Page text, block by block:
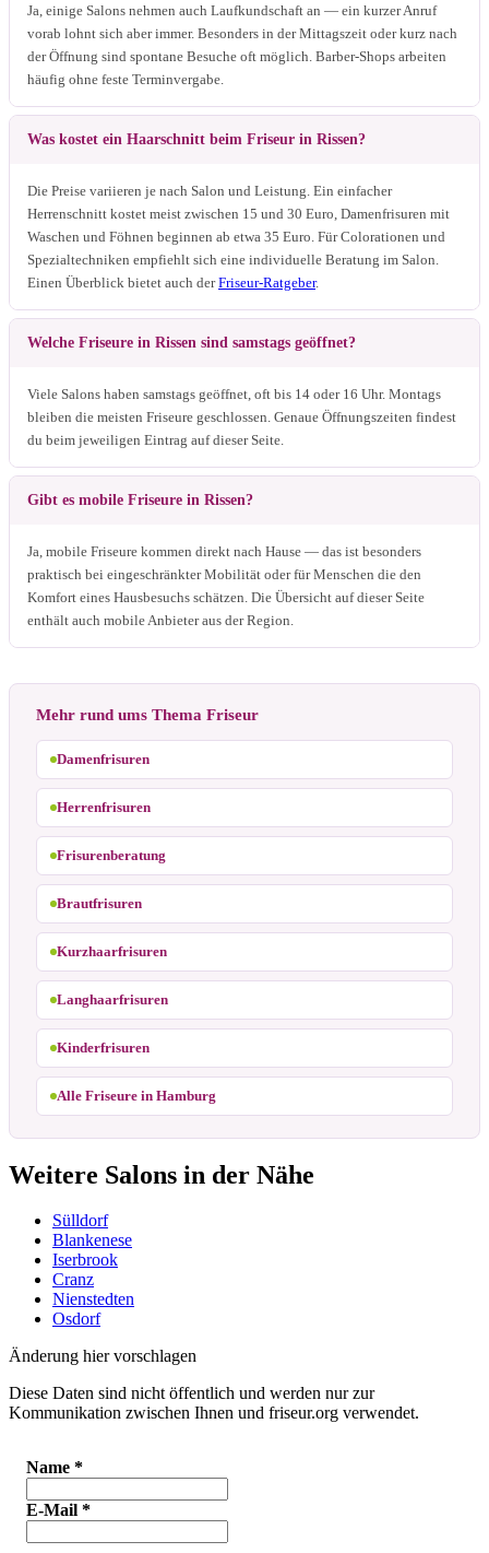
Ja, einige Salons nehmen auch Laufkundschaft an — ein kurzer Anruf
vorab lohnt sich aber immer. Besonders in der Mittagszeit oder kurz nach
der Öffnung sind spontane Besuche oft möglich. Barber-Shops arbeiten
häufig ohne feste Terminvergabe.
Was kostet ein Haarschnitt beim Friseur in Rissen?
Die Preise variieren je nach Salon und Leistung. Ein einfacher
Herrenschnitt kostet meist zwischen 15 und 30 Euro, Damenfrisuren mit
Waschen und Föhnen beginnen ab etwa 35 Euro. Für Colorationen und
Spezialtechniken empfiehlt sich eine individuelle Beratung im Salon.
Einen Überblick bietet auch derFriseur-Ratgeber.
Welche Friseure in Rissen sind samstags geöffnet?
Viele Salons haben samstags geöffnet, oft bis 14 oder 16 Uhr. Montags
bleiben die meisten Friseure geschlossen. Genaue Öffnungszeiten findest
du beim jeweiligen Eintrag auf dieser Seite.
Gibt es mobile Friseure in Rissen?
Ja, mobile Friseure kommen direkt nach Hause — das ist besonders
praktisch bei eingeschränkter Mobilität oder für Menschen die den
Komfort eines Hausbesuchs schätzen. Die Übersicht auf dieser Seite
enthält auch mobile Anbieter aus der Region.
Mehr rund ums Thema Friseur
Damenfrisuren
Herrenfrisuren
Frisurenberatung
Brautfrisuren
Kurzhaarfrisuren
Langhaarfrisuren
Kinderfrisuren
Alle Friseure in Hamburg
Weitere Salons in der Nähe
Sülldorf
Blankenese
Iserbrook
Cranz
Nienstedten
Osdorf
Änderung hier vorschlagen
Diese Daten sind nicht öffentlich und werden nur zur
Kommunikation zwischen Ihnen und friseur.org verwendet.
Name *
E-Mail *